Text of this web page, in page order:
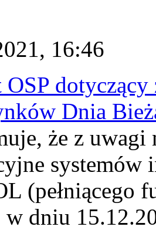
16:46
dotyczący
Dnia
że z uwagi
(pełniącego
w dniu